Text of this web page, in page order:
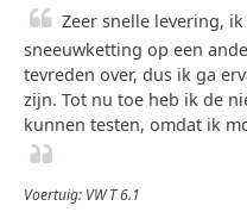
Zeer snelle levering,
sneeuwketting op een
tevreden over, dus ik ga
zijn. Tot nu toe heb ik de
kunnen testen, omdat ik
Voertuig: VW T 6.1